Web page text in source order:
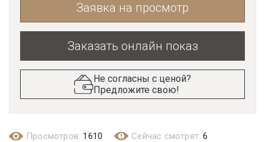
Заявка на просмотр
Заказать онлайн показ
Не согласны с ценой?
Предложите свою!
Просмотров: 1610 Сейчас смотрят:6